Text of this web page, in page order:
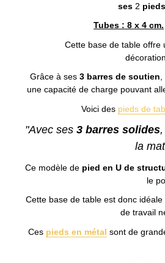
ses 2
Tubes : 8 x 4 cm.
Cette base de table offre
Grâce à ses 3 barres de soutien
une capacité de charge pouvant
Voici des pieds de
"Avec ses3 barres solides,
la
Ce modèle de pied en U de
le
Cette base de table est donc
de travail
Ces pieds en métal sont de